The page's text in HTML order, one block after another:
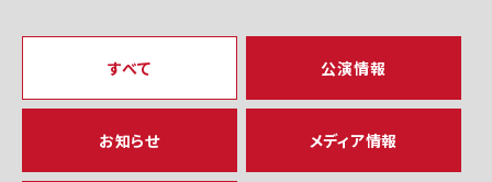
すべて 公演情報
お知らせ メディア情報